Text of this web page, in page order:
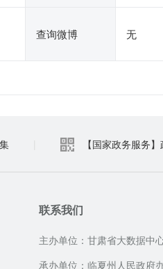
查询微博 无
【国家政务服务
联系我们
主办单位：甘肃省大数据中
承办单位：临夏州人民政府